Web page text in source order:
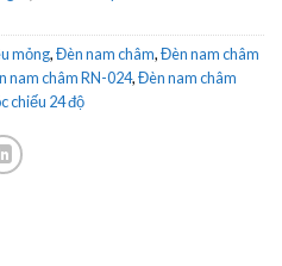
mỏng,Đèn nam châm,Đèn nam châm
nam châm RN-024,Đèn nam châm
chiếu 24 độ